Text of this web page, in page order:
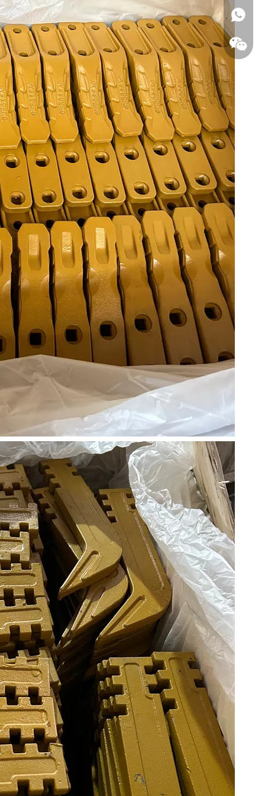
واتساب
WeChat